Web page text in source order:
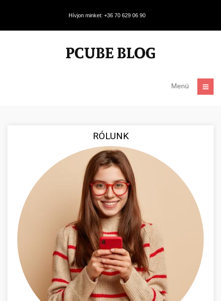
Hívjon minket: +36 70 629 06 90
Menü
RÓLUNK